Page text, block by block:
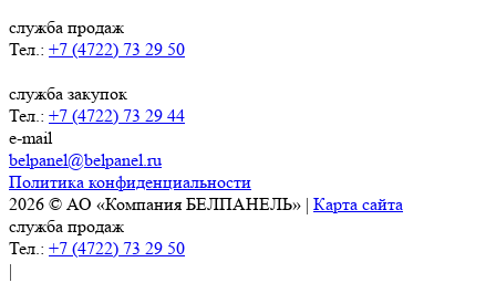
служба продаж
Тел.: +7 (4722) 73 29 50
служба закупок
Тел.: +7 (4722) 73 29 44
e-mail
belpanel@belpanel.ru
Политика конфиденциальности
2026 © АО «Компания БЕЛПАНЕЛЬ» | Карта сайта
служба продаж
Тел.: +7 (4722) 73 29 50
|